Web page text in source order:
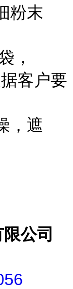
粉末
，
客户要
遮
公司